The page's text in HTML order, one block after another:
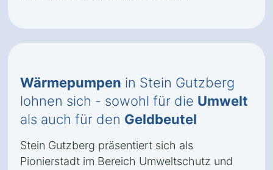
Wärmepumpen in Stein Gutzberg
lohnen sich - sowohl für die Umwelt
als auch für den Geldbeutel
Stein Gutzberg präsentiert sich als
Pionierstadt im Bereich Umweltschutz und